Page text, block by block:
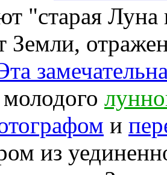
"старая
Земли,
молодого
и
из